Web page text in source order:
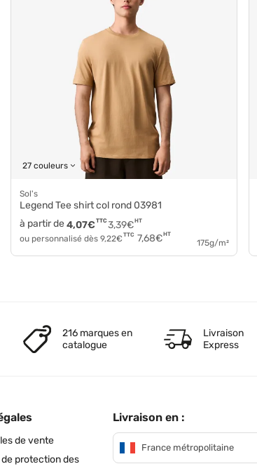
27 couleurs
Sol's
Legend Tee shirt col rond 03981
à partir de
3,39€HT
4,07€ TTC
ou personnalisé dès 9,22€ TTC 7,68€HT
175g/m²
216 marques en
catalogue
Livraison
Express
de vente
protection des
Livraison en :
France métropolitaine